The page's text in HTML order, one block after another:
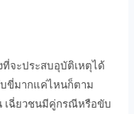
จะประสบอุบัติเหตุได้
บขี่มากแค่ไหนก็ตาม
เฉี่ยวชนมีคู่กรณีหรือขับ